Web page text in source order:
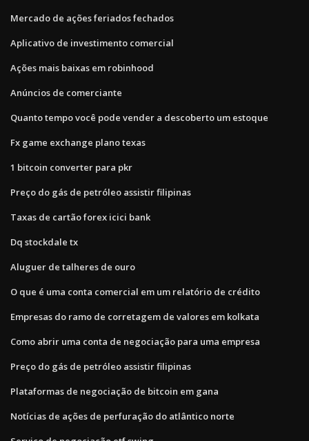
Mercado de ações feriados fechados
Aplicativo de investimento comercial
Ações mais baixas em robinhood
Anúncios de comerciante
Quanto tempo você pode vender a descoberto um estoque
Fx game exchange plano texas
1 bitcoin converter para pkr
Preço do gás de petróleo assistir filipinas
Taxas de cartão forex icici bank
Dq stockdale tx
Aluguer de talheres de ouro
O que é uma conta comercial em um relatório de crédito
Empresas do ramo de corretagem de valores em kolkata
Como abrir uma conta de negociação para uma empresa
Preço do gás de petróleo assistir filipinas
Plataformas de negociação de bitcoin em gana
Notícias de ações de perfuração do atlântico norte